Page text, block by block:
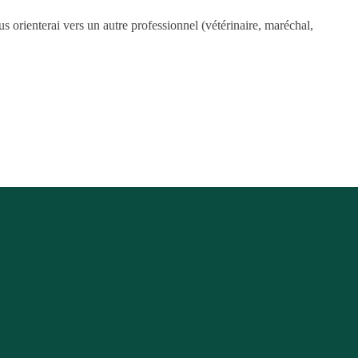
orienterai vers un autre professionnel (vétérinaire, maréchal,